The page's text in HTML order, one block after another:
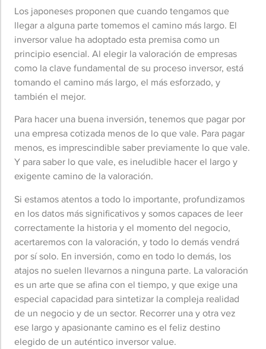
Los japoneses proponen que cuando tengamos que
llegar a alguna parte tomemos el camino más largo. El
inversor value ha adoptado esta premisa como un
principio esencial. Al elegir la valoración de empresas
como la clave fundamental de su proceso inversor, está
tomando el camino más largo, el más esforzado, y
también el mejor.
Para hacer una buena inversión, tenemos que pagar por
una empresa cotizada menos de lo que vale. Para pagar
menos, es imprescindible saber previamente lo que vale.
Y para saber lo que vale, es ineludible hacer el largo y
exigente camino de la valoración.
Si estamos atentos a todo lo importante, profundizamos
en los datos más significativos y somos capaces de leer
correctamente la historia y el momento del negocio,
acertaremos con la valoración, y todo lo demás vendrá
por sí solo. En inversión, como en todo lo demás, los
atajos no suelen llevarnos a ninguna parte. La valoración
es un arte que se afina con el tiempo, y que exige una
especial capacidad para sintetizar la compleja realidad
de un negocio y de un sector. Recorrer una y otra vez
ese largo y apasionante camino es el feliz destino
elegido de un auténtico inversor value.